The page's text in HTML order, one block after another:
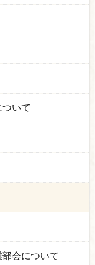
いて
会について